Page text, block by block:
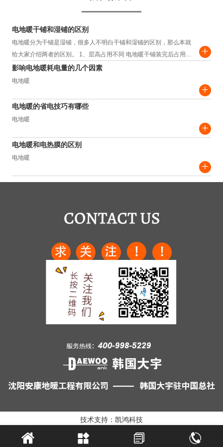
电地暖干铺和湿铺的区别
电地暖分为干铺是湿铺，很多人不明白干铺和湿铺的区别，那么本就
给大家介绍两者的区别。 1、层高占用不同 电地暖干铺装完后占用层
高约为3.5-4.5cm，而湿铺装完...
+
影响电地暖耗电量的几个因素
电地暖
+
电地暖的省电技巧有哪些
电地暖
+
电地暖和电热膜的区别
电地暖
+
技术支持：凯鸿科技
   